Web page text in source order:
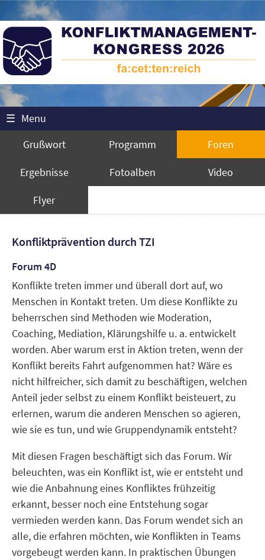
☰ Menu
Grußwort
Programm Foren
Ergebnisse Fotoalben Video
Flyer
Konfliktprävention durch TZI
Forum 4D
Konflikte treten immer und überall dort auf, wo
Menschen in Kontakt treten. Um diese Konflikte zu
beherrschen sind Methoden wie Moderation,
Coaching, Mediation, Klärungshilfe u. a. entwickelt
worden. Aber warum erst in Aktion treten, wenn der
Konflikt bereits Fahrt aufgenommen hat? Wäre es
nicht hilfreicher, sich damit zu beschäftigen, welchen
Anteil jeder selbst zu einem Konflikt beisteuert, zu
erlernen, warum die anderen Menschen so agieren,
wie sie es tun, und wie Gruppendynamik entsteht?
Mit diesen Fragen beschäftigt sich das Forum. Wir
beleuchten, was ein Konflikt ist, wie er entsteht und
wie die Anbahnung eines Konfliktes frühzeitig
erkannt, besser noch eine Entstehung sogar
vermieden werden kann. Das Forum wendet sich an
alle, die erfahren möchten, wie Konflikten in Teams
vorgebeugt werden kann. In praktischen Übungen